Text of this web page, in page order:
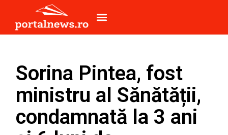
Sorina Pintea, fost
ministru al Sănătății,
condamnată la 3 ani